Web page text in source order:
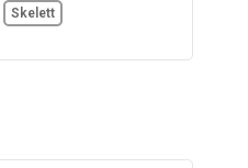
Skelett